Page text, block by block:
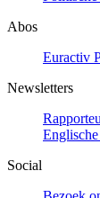
Abos
Euractiv
Newsletters
Social